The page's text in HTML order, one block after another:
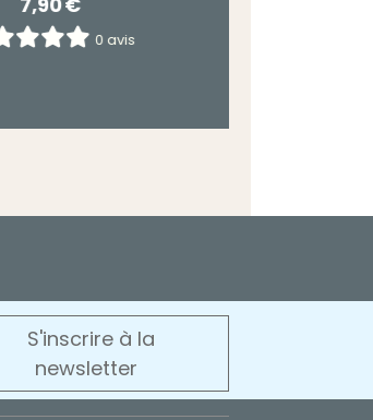
0 avis
S'inscrire à la
newsletter